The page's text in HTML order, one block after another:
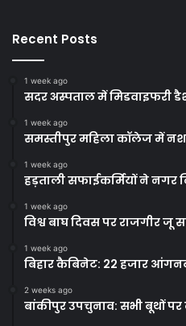
Recent Posts
1 week ago
सदर अस्पताल में मिडवाइफरी
1 week ago
समस्तीपुर महिला कॉलेज में
1 week ago
हड़ताली सफाईकर्मियों ने नगर
1 week ago
विश्व बाघ दिवस पर राजगीर जू
1 week ago
बिहार कैबिनेट: 22 हजार
2 weeks ago
बांकीपुर उपचुनाव: सभी बूथों पर